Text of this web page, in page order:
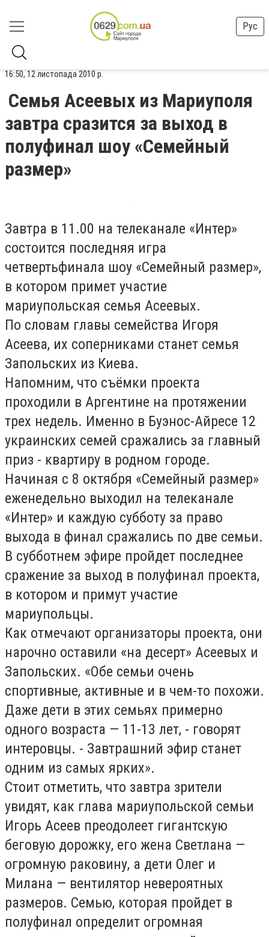
Рус
16:50, 12 листопада 2010 р.
Семья Асеевых из Мариуполя
завтра сразится за выход в
полуфинал шоу «Семейный
размер»
Завтра в 11.00 на телеканале «Интер»
состоится последняя игра
четвертьфинала шоу «Семейный размер»,
в котором примет участие
мариупольская семья Асеевых.
По словам главы семейства Игоря
Асеева, их соперниками станет семья
Запольских из Киева.
Напомним, что съёмки проекта
проходили в Аргентине на протяжении
трех недель. Именно в Буэнос-Айресе 12
украинских семей сражались за главный
приз - квартиру в родном городе.
Начиная с 8 октября «Семейный размер»
еженедельно выходил на телеканале
«Интер» и каждую субботу за право
выхода в финал сражались по две семьи.
В субботнем эфире пройдет последнее
сражение за выход в полуфинал проекта,
в котором и примут участие
мариупольцы.
Как отмечают организаторы проекта, они
нарочно оставили «на десерт» Асеевых и
Запольских. «Обе семьи очень
спортивные, активные и в чем-то похожи.
Даже дети в этих семьях примерно
одного возраста — 11-13 лет, - говорят
интеровцы. - Завтрашний эфир станет
одним из самых ярких».
Стоит отметить, что завтра зрители
увидят, как глава мариупольской семьи
Игорь Асеев преодолеет гигантскую
беговую дорожку, его жена Светлана —
огромную раковину, а дети Олег и
Милана — вентилятор невероятных
размеров. Семью, которая пройдет в
полуфинал определит огромная